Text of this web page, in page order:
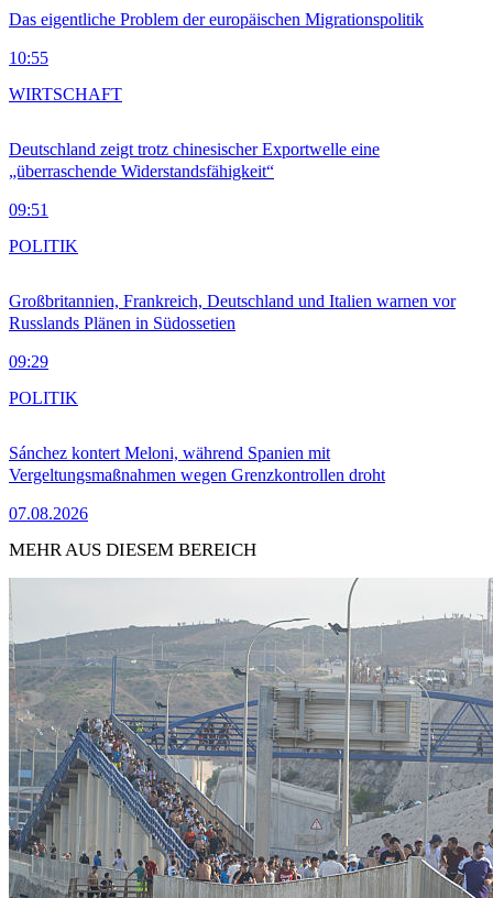
Das eigentliche Problem der europäischen Migrationspolitik
10:55
Deutschland zeigt trotz chinesischer Exportwelle eine
„überraschende Widerstandsfähigkeit“
09:51
WIRTSCHAFT
Großbritannien, Frankreich, Deutschland und Italien warnen vor
Russlands Plänen in Südossetien
09:29
POLITIK
Sánchez kontert Meloni, während Spanien mit
Vergeltungsmaßnahmen wegen Grenzkontrollen droht
07.08.2026
POLITIK
MEHR AUS DIESEM BEREICH